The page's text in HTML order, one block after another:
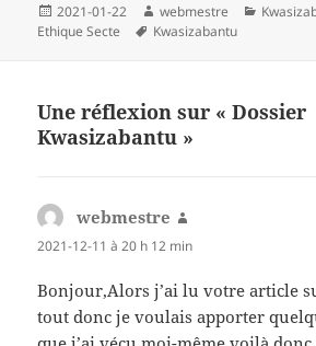
Publié
le
2021-01-22 Auteur
webmestre
Ethique Secte
Mots-
Kwasizabantu
Une réflexion sur « Dossier
Kwasizabantu »
webmestre
2021-12-11 à 20 h 12 min
Bonjour,Alors j’ai lu votre article
tout donc je voulais apporter